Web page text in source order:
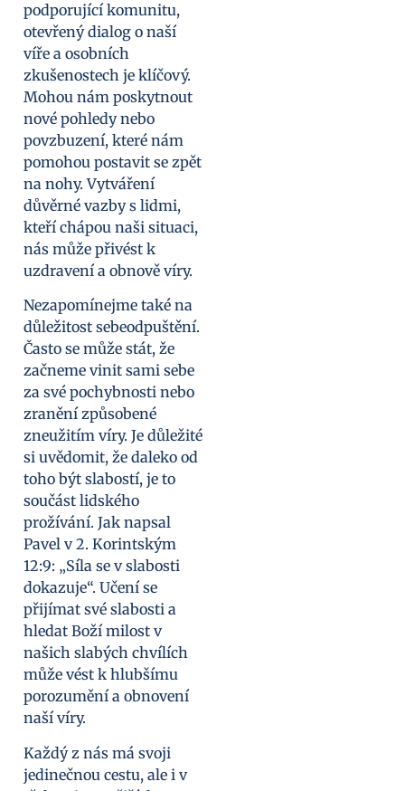
podporující komunitu,
otevřený dialog o naší
víře a osobních
zkušenostech je klíčový.
Mohou nám poskytnout
nové pohledy nebo
povzbuzení, které nám
pomohou postavit se zpět
na nohy. Vytváření
důvěrné vazby s lidmi,
kteří chápou naši situaci,
nás může přivést k
uzdravení a obnově víry.
Nezapomínejme také na
důležitost sebeodpuštění.
Často se může stát, že
začneme vinit sami sebe
za své pochybnosti nebo
zranění způsobené
zneužitím víry. Je důležité
si uvědomit, že daleko od
toho být slabostí, je to
součást lidského
prožívání. Jak napsal
Pavel v 2. Korintským
12:9: „Síla se v slabosti
dokazuje“. Učení se
přijímat své slabosti a
hledat Boží milost v
našich slabých chvílích
může vést k hlubšímu
porozumění a obnovení
naší víry.
Každý z nás má svoji
jedinečnou cestu, ale i v